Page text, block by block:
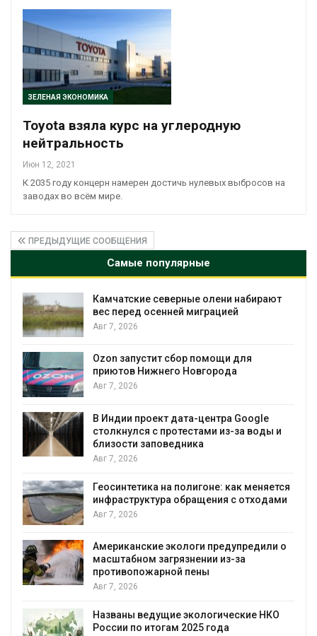
ЗЕЛЕНАЯ ЭКОНОМИКА
Toyota взяла курс на углеродную
нейтральность
Июн 12, 2021
К 2035 году концерн намерен достичь нулевых выбросов на
заводах во всём мире.
ПРЕДЫДУЩИЕ СООБЩЕНИЯ
Самые популярные
воды и
о
Тайфун, засуха и пожары: сразу
несколько регионов столкнулись с
экстремальными природными
Авг 7, 2026
Солнечные панели над каналами
позволяют одновременно
воду
Авг 7, 2026
Дождевая вода с крыш может
Авг 7, 2026
Минприроды потребовало ускорить
уборку контейнерных площадок
Авг 7, 2026
Панамский канал вновь
воды
Авг 6, 2026